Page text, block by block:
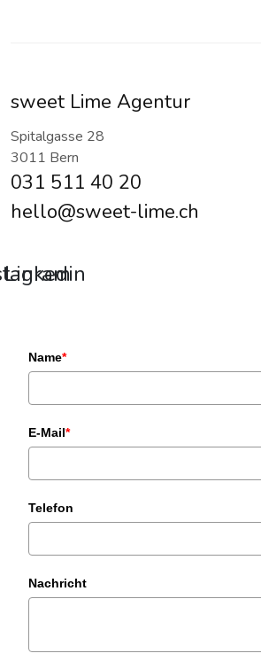
sweet Lime Agentur
Spitalgasse 28
3011 Bern
031 511 40 20
hello@sweet-lime.ch
Linkedin
Name*
E-Mail*
Telefon
Nachricht